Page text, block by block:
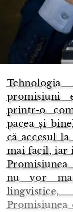
promisiuni
printr-o
pacea și
că accesul
mai facil, iar
nu vor